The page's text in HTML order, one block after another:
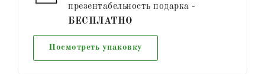
презентабельность подарка -
БЕСПЛАТНО
Посмотреть упаковку